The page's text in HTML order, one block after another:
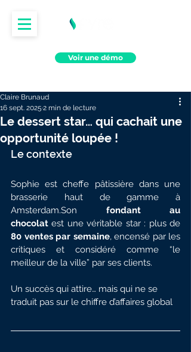
Voir une démo
Le dessert star… qui cachait une
opportunité loupée !
Claire Brunaud
16 sept. 2025 2 min de lecture
Le contexte
Sophie est cheffe pâtissière dans une
brasserie haut de gamme à
Amsterdam.Son fondant au
chocolat
80 ventes par semaine, encensé par les
critiques et considéré comme “le
meilleur de la ville” par ses clients.
Un succès qui attire… mais qui ne se
traduit pas sur le chiffre d’affaires global